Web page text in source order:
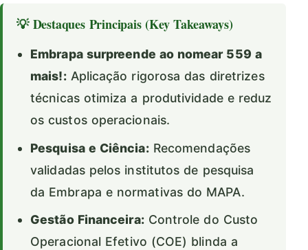
💡 Destaques Principais (Key Takeaways)
Embrapa surpreende ao nomear 559 a
mais!:Aplicação rigorosa das diretrizes
técnicas otimiza a produtividade e reduz
os custos operacionais.
Pesquisa e Ciência:Recomendações
validadas pelos institutos de pesquisa
da Embrapa e normativas do MAPA.
Gestão Financeira:Controle do Custo
Operacional Efetivo (COE) blinda a